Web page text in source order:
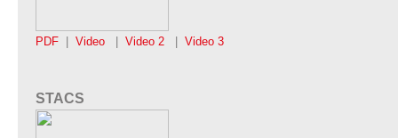
PDF Video Video 2 Video 3
STACS